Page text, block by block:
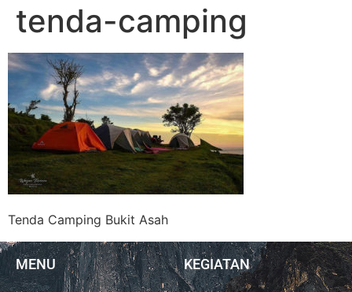
tenda-camping
Tenda Camping Bukit Asah
MENU KEGIATAN